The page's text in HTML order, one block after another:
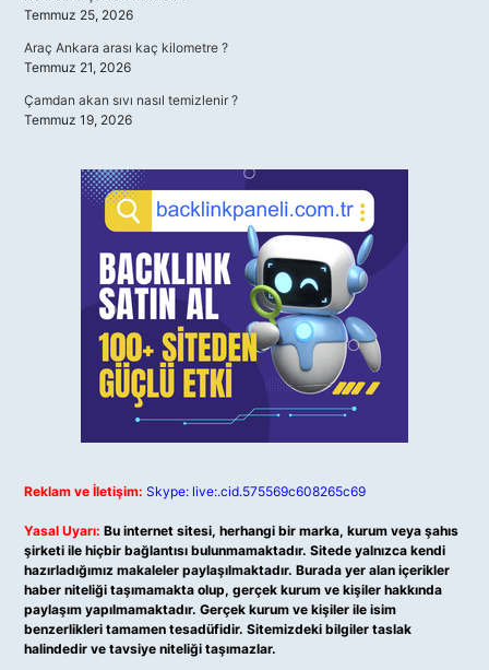
Temmuz 25, 2026
Araç Ankara arası kaç kilometre ?
Temmuz 21, 2026
Çamdan akan sıvı nasıl temizlenir ?
Temmuz 19, 2026
Reklam ve İletişim: Skype: live:.cid.575569c608265c69
Yasal Uyarı: Bu internet sitesi, herhangi bir marka, kurum veya şahıs
şirketi ile hiçbir bağlantısı bulunmamaktadır. Sitede yalnızca kendi
hazırladığımız makaleler paylaşılmaktadır. Burada yer alan içerikler
haber niteliği taşımamakta olup, gerçek kurum ve kişiler hakkında
paylaşım yapılmamaktadır. Gerçek kurum ve kişiler ile isim
benzerlikleri tamamen tesadüfidir. Sitemizdeki bilgiler taslak
halindedir ve tavsiye niteliği taşımazlar.